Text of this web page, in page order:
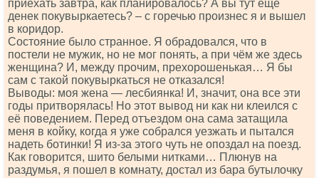
приехать завтра, как планировалось? А вы тут еще
денек покувыркаетесь? – с горечью произнес я и вышел
в коридор.
Состояние было странное. Я обрадовался, что в
постели не мужик, но не мог понять, а при чём же здесь
женщина? И, между прочим, прехорошенькая… Я бы
сам с такой покувыркаться не отказался!
Выводы: моя жена — лесбиянка! И, значит, она все эти
годы притворялась! Но этот вывод ни как ни клеился с
её поведением. Перед отъездом она сама затащила
меня в койку, когда я уже собрался уезжать и пытался
надеть ботинки! Я из-за этого чуть не опоздал на поезд.
Как говорится, шито белыми нитками… Плюнув на
раздумья, я пошел в комнату, достал из бара бутылочку